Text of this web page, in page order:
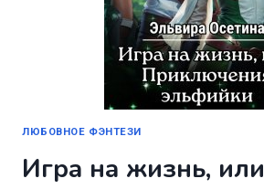
ЛЮБОВНОЕ ФЭНТЕЗИ
Игра на жизнь, или